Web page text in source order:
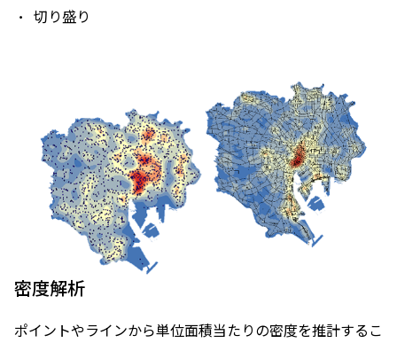
切り盛り
密度解析
ポイントやラインから単位面積当たりの密度を推計するこ